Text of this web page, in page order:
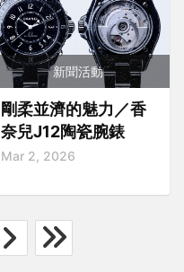
新聞活動
剛柔並濟的魅力／香
奈兒J12陶瓷腕錶
Mar 2, 2026